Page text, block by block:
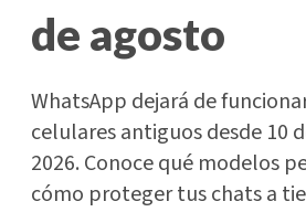
de agosto
WhatsApp dejará de
celulares antiguos desde 10
2026. Conoce qué modelos
cómo proteger tus chats a